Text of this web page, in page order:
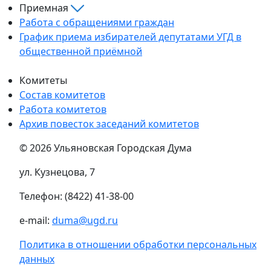
Приемная
Работа с обращениями граждан
График приема избирателей депутатами УГД в
общественной приёмной
Комитеты
Состав комитетов
Работа комитетов
Архив повесток заседаний комитетов
© 2026 Ульяновская Городская Дума
ул. Кузнецова, 7
Телефон: (8422) 41-38-00
e-mail: duma@ugd.ru
Политика в отношении обработки персональных
данных